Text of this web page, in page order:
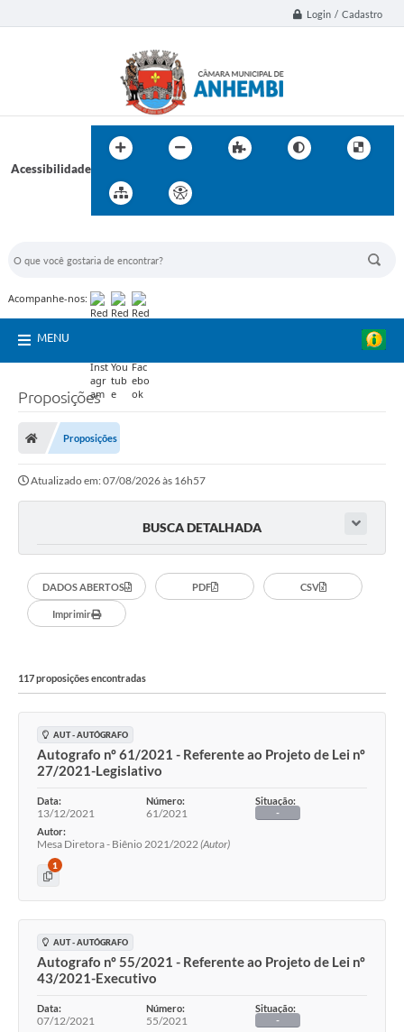
Login / Cadastro
Acessibilidade
Acompanhe-nos:
MENU
Proposições
Proposições
Atualizado em: 07/08/2026 às 16h57
BUSCA DETALHADA
DADOS ABERTOS PDF CSV
Imprimir
117 proposições encontradas
AUT - AUTÓGRAFO
Autografo nº 61/2021 - Referente ao Projeto de Lei nº
27/2021-Legislativo
Data:
13/12/2021
Número:
61/2021
Situação:
-
Autor:
Mesa Diretora - Biênio 2021/2022(Autor)
1
AUT - AUTÓGRAFO
Autografo nº 55/2021 - Referente ao Projeto de Lei nº
43/2021-Executivo
Data:
07/12/2021
Número:
55/2021
Situação:
-